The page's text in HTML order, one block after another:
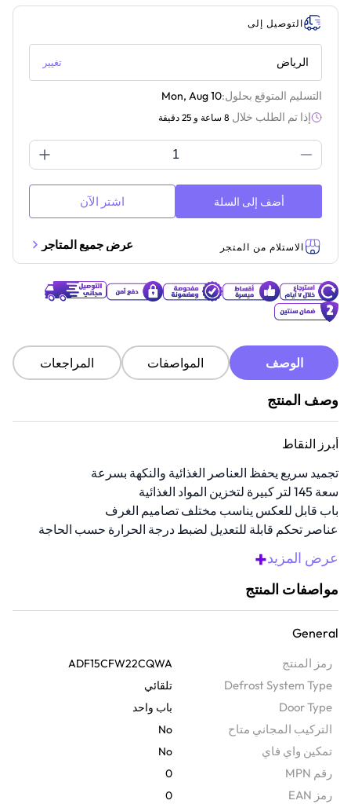
التوصيل إلى
الرياض تغيير
التسليم المتوقع بحلول:Mon, Aug 10
إذا تم الطلب خلال 8 ساعة و 25 دقيقة
أضف إلى السلة اشتر الآن
الاستلام من المتجر عرض جميع المتاجر
الوصف المواصفات المراجعات
وصف المنتج
أبرز النقاط
تجميد سريع يحفظ العناصر الغذائية والنكهة بسرعة
سعة 145 لتر كبيرة لتخزين المواد الغذائية
باب قابل للعكس يناسب مختلف تصاميم الغرف
عناصر تحكم قابلة للتعديل لضبط درجة الحرارة حسب الحاجة
بنية قائمة بذاتها تسمح بتغيير مكانه بسهولة
عرض المزيد+
مواصفات المنتج
General
رمز المنتج ADF15CFW22CQWA
Defrost System Type تلقائي
Door Type باب واحد
التركيب المجاني متاح No
تمكين واي فاي No
رقم MPN 0
رمز EAN 0